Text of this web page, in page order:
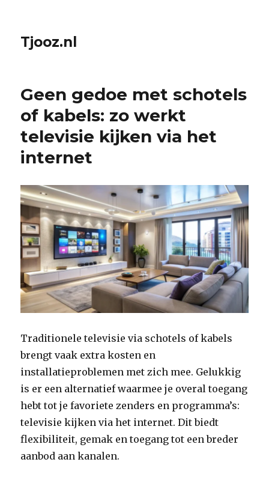
Tjooz.nl
Geen gedoe met schotels
of kabels: zo werkt
televisie kijken via het
internet
Traditionele televisie via schotels of kabels
brengt vaak extra kosten en
installatieproblemen met zich mee. Gelukkig
is er een alternatief waarmee je overal toegang
hebt tot je favoriete zenders en programma’s:
televisie kijken via het internet. Dit biedt
flexibiliteit, gemak en toegang tot een breder
aanbod aan kanalen.